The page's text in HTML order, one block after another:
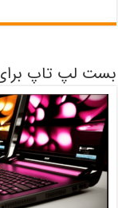
بست لپ تاپ